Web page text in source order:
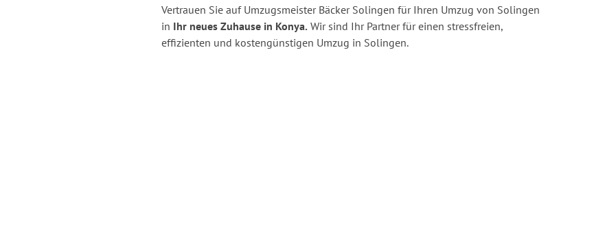
Vertrauen Sie auf Umzugsmeister Bäcker Solingen für Ihren Umzug von Solingen
in Ihr neues Zuhause in Konya. Wir sind Ihr Partner für einen stressfreien,
effizienten und kostengünstigen Umzug in Solingen.